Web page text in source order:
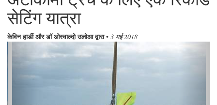
सेटिंग यात्रा
केविन हार्डी और डॉ ओस्वाल्दो उलोआ द्वारा• 3 मई 2018
Previous